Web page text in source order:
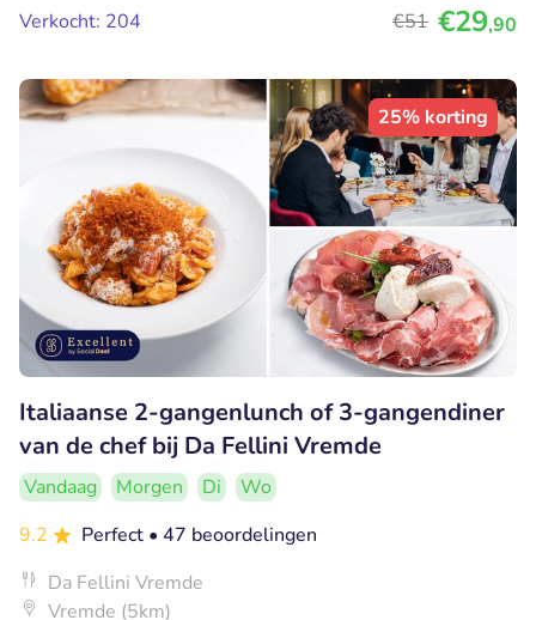
Verkocht: 204
€51 €29,90
25% korting
Italiaanse 2-gangenlunch of 3-gangendiner
van de chef bij Da Fellini Vremde
Vandaag Morgen Di
Wo
9.2
Perfect • 47 beoordelingen
Da Fellini Vremde
Vremde (5km)